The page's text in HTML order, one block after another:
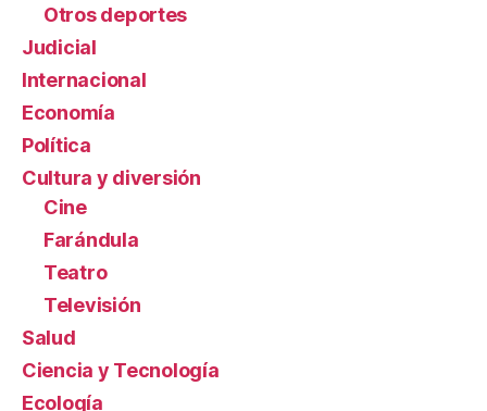
Otros deportes
Judicial
Internacional
Economía
Política
Cultura y diversión
Cine
Farándula
Teatro
Televisión
Salud
Ciencia y Tecnología
Ecología